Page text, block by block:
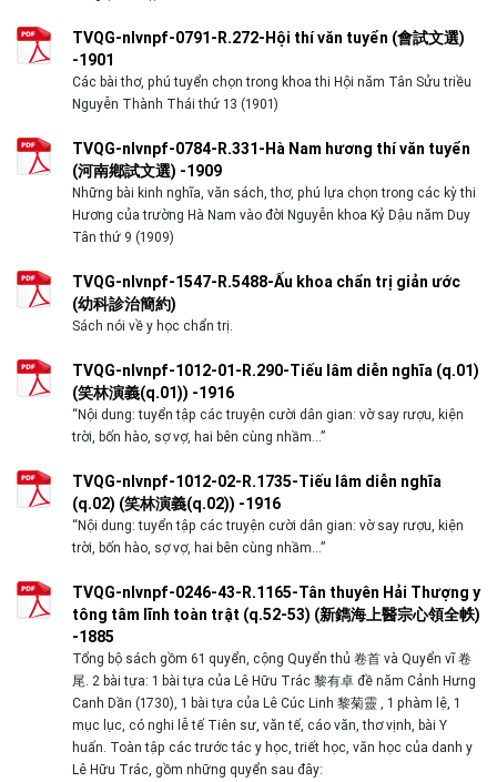
TVQG-nlvnpf-0791-R.272-Hội thí văn tuyển (會試文選)
-1901
Các bài thơ, phú tuyển chọn trong khoa thi Hội năm Tân Sửu triều
Nguyễn Thành Thái thứ 13 (1901)
TVQG-nlvnpf-0784-R.331-Hà Nam hương thí văn tuyển
(河南鄕試文選) -1909
Những bài kinh nghĩa, văn sách, thơ, phú lựa chọn trong các kỳ thi
Hương của trường Hà Nam vào đời Nguyễn khoa Kỷ Dậu năm Duy
Tân thứ 9 (1909)
TVQG-nlvnpf-1547-R.5488-Ấu khoa chẩn trị giản ước
(幼科診治簡約)
Sách nói về y học chẩn trị.
TVQG-nlvnpf-1012-01-R.290-Tiếu lâm diễn nghĩa (q.01)
(笑林演義(q.01)) -1916
“Nội dung: tuyển tập các truyện cười dân gian: vờ say rượu, kiện
trời, bốn hào, sợ vợ, hai bên cùng nhầm…”
TVQG-nlvnpf-1012-02-R.1735-Tiếu lâm diễn nghĩa
(q.02) (笑林演義(q.02)) -1916
“Nội dung: tuyển tập các truyện cười dân gian: vờ say rượu, kiện
trời, bốn hào, sợ vợ, hai bên cùng nhầm…”
TVQG-nlvnpf-0246-43-R.1165-Tân thuyên Hải Thượng y
tông tâm lĩnh toàn trật (q.52-53) (新鐫海上醫宗心領全帙)
-1885
Tổng bộ sách gồm 61 quyển, cộng Quyển thủ 卷首 và Quyển vĩ 卷
尾. 2 bài tựa: 1 bài tựa của Lê Hữu Trác 黎有卓 đề năm Cảnh Hưng
Canh Dần (1730), 1 bài tựa của Lê Cúc Linh 黎菊靈 , 1 phàm lệ, 1
mục lục, có nghi lễ tế Tiên sư, văn tế, cáo văn, thơ vịnh, bài Y
huấn. Toàn tập các trước tác y học, triết học, văn học của danh y
Lê Hữu Trác, gồm những quyển sau đây: